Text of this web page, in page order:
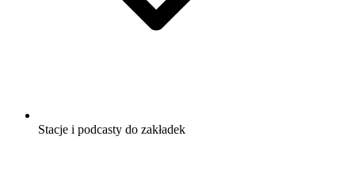
Stacje i podcasty do zakładek